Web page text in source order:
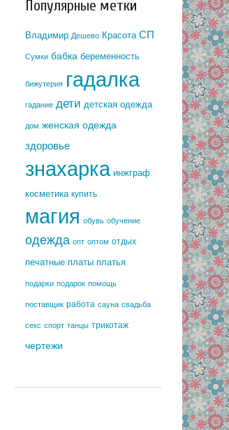
Популярные метки
Владимир Дешево Красота СП
Сумки бабка беременность
бижутерия гадалка
гадание дети детская одежда
дом женская одежда
здоровье
знахарка инжграф
косметика купить
магия обувь обучение
одежда опт оптом отдых
печатные платы платья
подарки подарок помощь
поставщик работа сауна свадьба
секс спорт танцы трикотаж
чертежи